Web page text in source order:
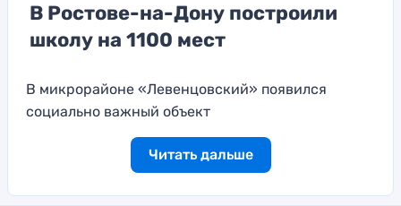
В Ростове-на-Дону построили
школу на 1100 мест
В микрорайоне «Левенцовский» появился
социально важный объект
Читать дальше